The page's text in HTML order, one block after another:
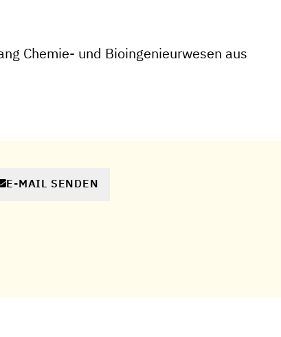
Chemie- und Bioingenieurwesen aus
E-MAIL SENDEN